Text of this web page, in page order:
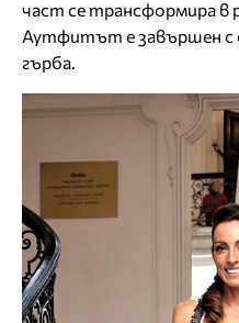
част се трансформира в
Аутфитът е завършен с
гърба.